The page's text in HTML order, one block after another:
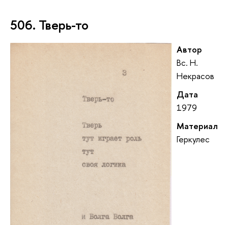
506. Тверь-то
Автор
Вс. Н.
Некрасов
Дата
1979
Материал
Геркулес